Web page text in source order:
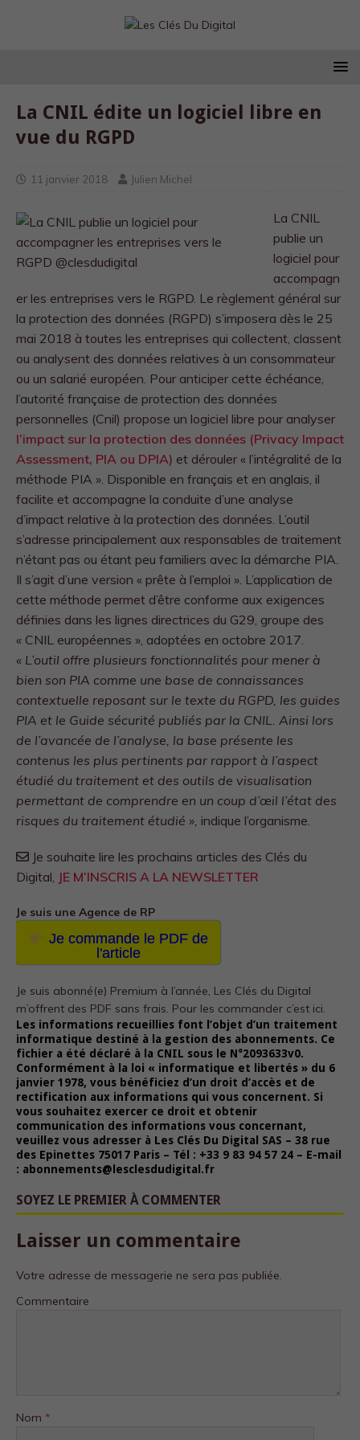
La CNIL édite un logiciel libre en
vue du RGPD
11 janvier 2018 Julien Michel
La CNIL
publie un
logiciel pour
accompagn
er les entreprises vers le RGPD. Le règlement général sur
la protection des données (RGPD) s’imposera dès le 25
mai 2018 à toutes les entreprises qui collectent, classent
ou analysent des données relatives à un consommateur
ou un salarié européen. Pour anticiper cette échéance,
l’autorité française de protection des données
personnelles (Cnil) propose un logiciel libre pour analyser
l’impact sur la protection des données (Privacy Impact
Assessment, PIA ou DPIA) et dérouler « l’intégralité de la
méthode PIA ». Disponible en français et en anglais, il
facilite et accompagne la conduite d’une analyse
d’impact relative à la protection des données. L’outil
s’adresse principalement aux responsables de traitement
n’étant pas ou étant peu familiers avec la démarche PIA.
Il s’agit d’une version « prête à l’emploi ». L’application de
cette méthode permet d’être conforme aux exigences
définies dans les lignes directrices du G29, groupe des
« CNIL européennes », adoptées en octobre 2017.
« L’outil offre plusieurs fonctionnalités pour mener à
bien son PIA comme une base de connaissances
contextuelle reposant sur le texte du RGPD, les guides
PIA et le Guide sécurité publiés par la CNIL. Ainsi lors
de l’avancée de l’analyse, la base présente les
contenus les plus pertinents par rapport à l’aspect
étudié du traitement et des outils de visualisation
permettant de comprendre en un coup d’œil l’état des
risques du traitement étudié », indique l’organisme.
Je souhaite lire les prochains articles des Clés du
Digital, JE M’INSCRIS A LA NEWSLETTER
Je suis une Agence de RP
Je commande le PDF de
l'article
Je suis abonné(e) Premium à l’année, Les Clés du Digital
m’offrent des PDF sans frais. Pour les commander c’est ici.
Les informations recueillies font l’objet d’un traitement
informatique destiné à la gestion des abonnements. Ce
fichier a été déclaré à la CNIL sous le N°2093633v0.
Conformément à la loi « informatique et libertés » du 6
janvier 1978, vous bénéficiez d’un droit d’accès et de
rectification aux informations qui vous concernent. Si
vous souhaitez exercer ce droit et obtenir
communication des informations vous concernant,
veuillez vous adresser à Les Clés Du Digital SAS – 38 rue
des Epinettes 75017 Paris – Tél : +33 9 83 94 57 24 – E-mail
: abonnements@lesclesdudigital.fr
SOYEZ LE PREMIER À COMMENTER
Laisser un commentaire
Votre adresse de messagerie ne sera pas publiée.
Commentaire
Nom *